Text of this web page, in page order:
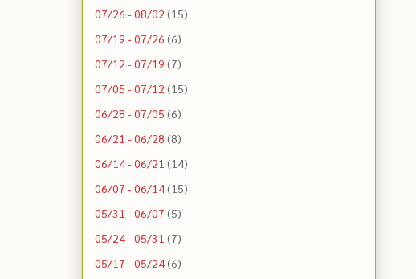
07/26 - 08/02 (15)
07/19 - 07/26 (6)
07/12 - 07/19 (7)
07/05 - 07/12 (15)
06/28 - 07/05 (6)
06/21 - 06/28 (8)
06/14 - 06/21 (14)
06/07 - 06/14(15)
05/31 - 06/07 (5)
05/24 - 05/31 (7)
05/17 - 05/24(6)